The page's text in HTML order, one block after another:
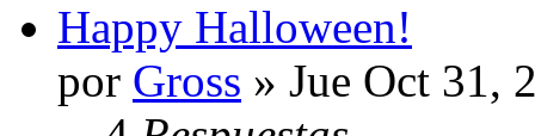
Happy Halloween!
por Gross » Jue Oct 31,